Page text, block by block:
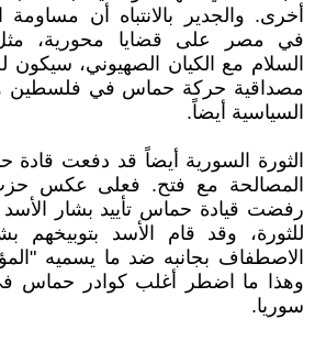
أخرى. والجدير بالانتباه أن مساومة
في مصر على قضايا محورية، مثل
السلام مع الكيان الصهيوني، سيكون
مصداقية حركة حماس في فلسطين
السياسية أيضاً.
الثورة السورية أيضاً قد دفعت
المصالحة مع فتح. فعلى عكس حزب
رفضت قيادة حماس تأييد بشار
للثورة، وقد قام الأسد
الاصطفاف بجانبه ضد ما يسميه
وهذا ما اضطر أغلب كوادر حماس
سوريا.